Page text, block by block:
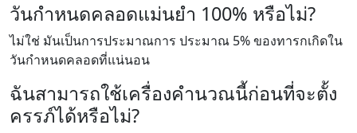
วันกำหนดคลอดแม่นยำ 100% หรือไม่?
ไม่ใช่ มันเป็นการประมาณการ ประมาณ 5% ของทารกเกิดใน
วันกำหนดคลอดที่แน่นอน
ฉันสามารถใช้เครื่องคำนวณนี้ก่อนที่จะตั้ง
ครรภ์ได้หรือไม่?